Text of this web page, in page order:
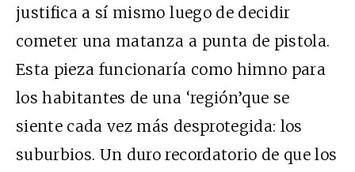
justifica a sí mismo luego de decidir
cometer una matanza a punta de pistola.
Esta pieza funcionaría como himno para
los habitantes de una ‘región’que se
siente cada vez más desprotegida: los
suburbios. Un duro recordatorio de que los